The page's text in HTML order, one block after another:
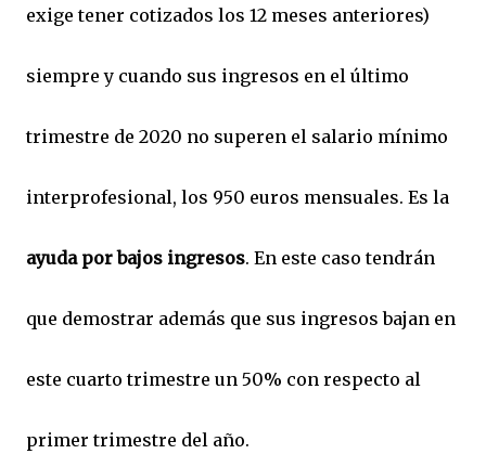
exige tener cotizados los 12 meses anteriores)
siempre y cuando sus ingresos en el último
trimestre de 2020 no superen el salario mínimo
interprofesional, los 950 euros mensuales. Es la
ayuda por bajos ingresos. En este caso tendrán
que demostrar además que sus ingresos bajan en
este cuarto trimestre un 50% con respecto al
primer trimestre del año.